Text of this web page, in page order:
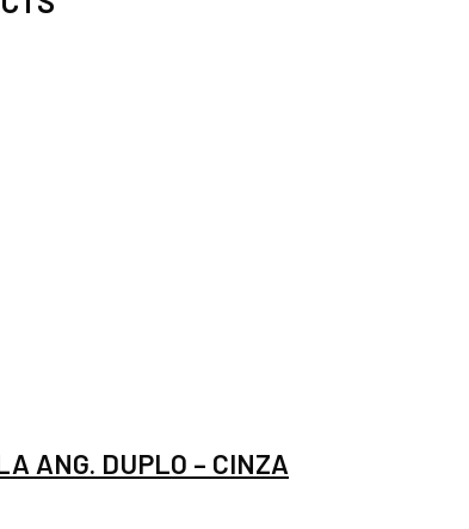
ANG. DUPLO – CINZA